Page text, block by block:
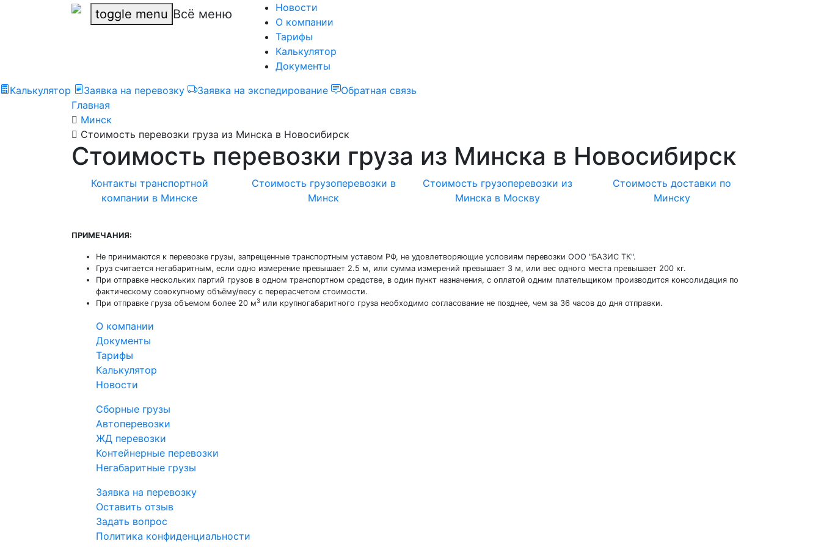
toggle menu Всё меню
Новости
О компании
Тарифы
Калькулятор
Документы
Калькулятор
Заявка на перевозку Заявка на экспедирование
Обратная связь
Главная
Минск
Стоимость перевозки груза из Минска в Новосибирск
Стоимость перевозки груза из Минска в Новосибирск
Контакты транспортной
компании в Минске
Стоимость грузоперевозки в
Минск
Стоимость грузоперевозки из
Минска в Москву
Стоимость доставки по
Минску
ПРИМЕЧАНИЯ:
Не принимаются к перевозке грузы, запрещенные транспортным уставом РФ, не удовлетворяющие условиям перевозки ООО "БАЗИС ТК".
Груз считается негабаритным, если одно измерение превышает 2.5 м, или сумма измерений превышает 3 м, или вес одного места превышает 200 кг.
При отправке нескольких партий грузов в одном транспортном средстве, в один пункт назначения, с оплатой одним плательщиком производится консолидация по
фактическому совокупному объёму/весу с перерасчетом стоимости.
При отправке груза объемом более 20 м3 или крупногабаритного груза необходимо согласование не позднее, чем за 36 часов до дня отправки.
О компании
Документы
Тарифы
Калькулятор
Новости
Сборные грузы
Автоперевозки
ЖД перевозки
Контейнерные перевозки
Негабаритные грузы
Заявка на перевозку
Оставить отзыв
Задать вопроc
Политика конфиденциальности